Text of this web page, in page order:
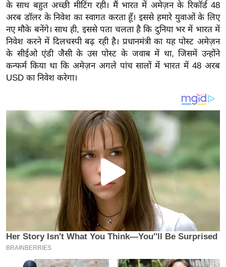
ब
ज
ट
खे
ल
क्रि
P
0
इ
म
के साथ बहुत अच्छी मीटिंग रही। मैं भारत में अमेज़न के रिकॉर्ड 48
अरब डॉलर के निवेश का स्वागत करता हूँ। इससे हमारे युवाओं के लिए
नए मौके बनेंगे। साथ ही, इससे पता चलता है कि दुनिया भर में भारत में
निवेश करने में दिलचस्पी बढ़ रही है। प्रधानमंत्री का यह पोस्ट अमेज़न
के सीईओ एंडी जैसी के उस पोस्ट के जवाब में था, जिसमें उन्होंने
कन्फर्म किया था कि अमेज़न अगले पांच सालों में भारत में 48 अरब
USD का निवेश करेगा।